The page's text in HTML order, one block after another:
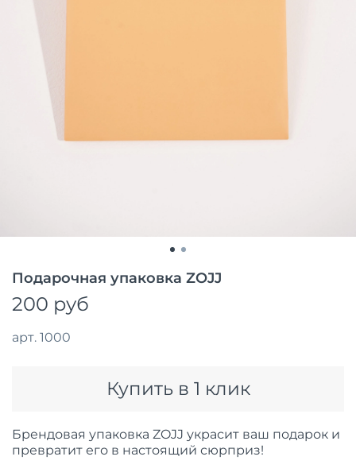
арт. 1000
Подарочная упаковка ZOJJ
200 руб
Купить в 1 клик
Брендовая упаковка ZOJJ украсит ваш подарок и
превратит его в настоящий сюрприз!